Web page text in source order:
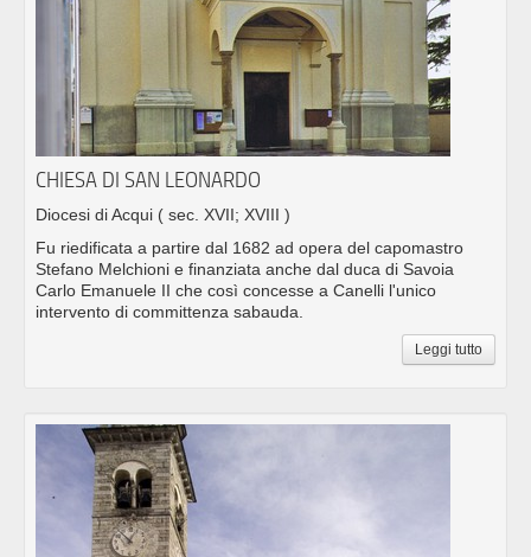
CHIESA DI SAN LEONARDO
Diocesi di Acqui ( sec. XVII; XVIII )
Fu riedificata a partire dal 1682 ad opera del capomastro
Stefano Melchioni e finanziata anche dal duca di Savoia
Carlo Emanuele II che così concesse a Canelli l'unico
intervento di committenza sabauda.
Leggi tutto